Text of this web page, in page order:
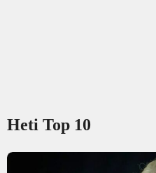
Heti Top 10